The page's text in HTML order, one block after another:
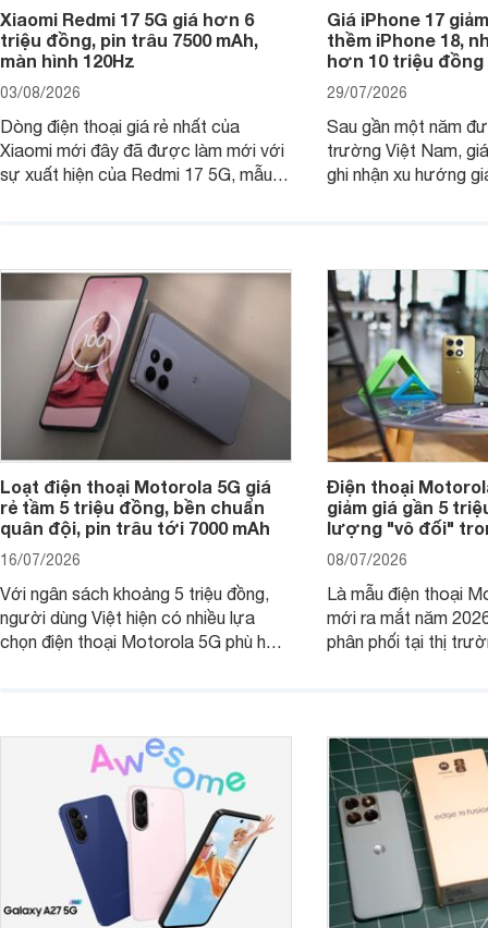
Xiaomi Redmi 17 5G giá hơn 6
triệu đồng, pin trâu 7500 mAh,
màn hình 120Hz
03/08/2026
Dòng điện thoại giá rẻ nhất của
Xiaomi mới đây đã được làm mới với
sự xuất hiện của Redmi 17 5G, mẫu
Giá iPhone 17
thềm iPhone 18,
hơn 10 triệu đồng
29/07/2026
Sau gần một năm
trường Việt Nam,
ghi nhận xu hướng
Loạt điện thoại Motorola 5G giá
rẻ tầm 5 triệu đồng, bền chuẩn
quân đội, pin trâu tới 7000 mAh
16/07/2026
Với ngân sách khoảng 5 triệu đồng,
người dùng Việt hiện có nhiều lựa
chọn điện thoại Motorola 5G phù hợp
Điện thoại
giảm giá gần 5
lượng "vô đối"
08/07/2026
Là mẫu điện thoại
mới ra mắt năm
phân phối tại thị
trình giảm giá hấp
thêm một lựa chọn
người dùng Việt.